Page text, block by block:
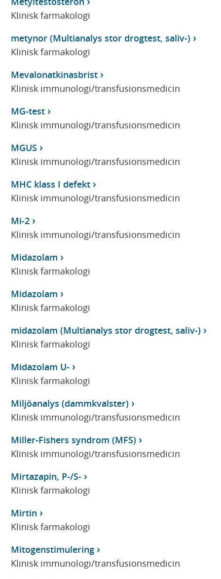
Klinisk farmakologi
metynor (Multianalys stor drogtest, saliv-)
Klinisk farmakologi
Mevalonatkinasbrist
Klinisk immunologi/transfusionsmedicin
MG-test
Klinisk immunologi/transfusionsmedicin
MGUS
Klinisk immunologi/transfusionsmedicin
MHC klass I defekt
Klinisk immunologi/transfusionsmedicin
Mi-2
Klinisk immunologi/transfusionsmedicin
Midazolam
Klinisk farmakologi
Midazolam
Klinisk farmakologi
midazolam (Multianalys stor drogtest, saliv-)
Klinisk farmakologi
Midazolam U-
Klinisk farmakologi
Miljöanalys (dammkvalster)
Klinisk immunologi/transfusionsmedicin
Miller-Fishers syndrom (MFS)
Klinisk immunologi/transfusionsmedicin
Mirtazapin, P-/S-
Klinisk farmakologi
Mirtin
Klinisk farmakologi
Mitogenstimulering
Klinisk immunologi/transfusionsmedicin